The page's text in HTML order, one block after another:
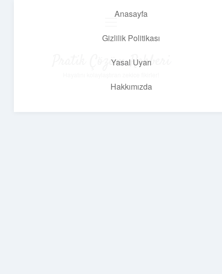
Anasayfa
Gizlilik Politikası
Yasal Uyarı
Hakkımızda
Pratik Çözüm Rehberi